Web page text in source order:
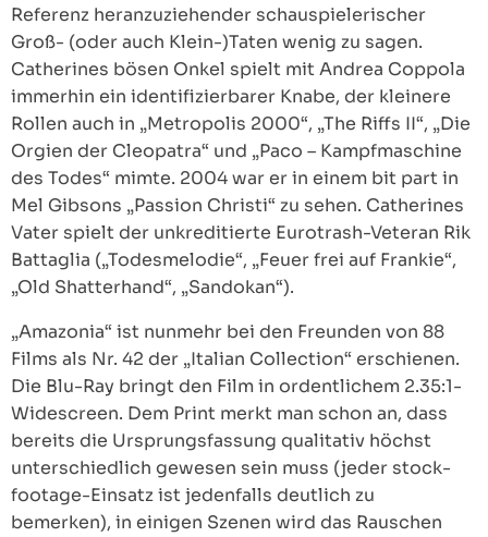
Referenz heranzuziehender schauspielerischer
Groß- (oder auch Klein-)Taten wenig zu sagen.
Catherines bösen Onkel spielt mit Andrea Coppola
immerhin ein identifizierbarer Knabe, der kleinere
Rollen auch in „Metropolis 2000“, „The Riffs II“, „Die
Orgien der Cleopatra“ und „Paco – Kampfmaschine
des Todes“ mimte. 2004 war er in einem bit part in
Mel Gibsons „Passion Christi“ zu sehen. Catherines
Vater spielt der unkreditierte Eurotrash-Veteran Rik
Battaglia („Todesmelodie“, „Feuer frei auf Frankie“,
„Old Shatterhand“, „Sandokan“).
„Amazonia“ ist nunmehr bei den Freunden von 88
Films als Nr. 42 der „Italian Collection“ erschienen.
Die Blu-Ray bringt den Film in ordentlichem 2.35:1-
Widescreen. Dem Print merkt man schon an, dass
bereits die Ursprungsfassung qualitativ höchst
unterschiedlich gewesen sein muss (jeder stock-
footage-Einsatz ist jedenfalls deutlich zu
bemerken), in einigen Szenen wird das Rauschen